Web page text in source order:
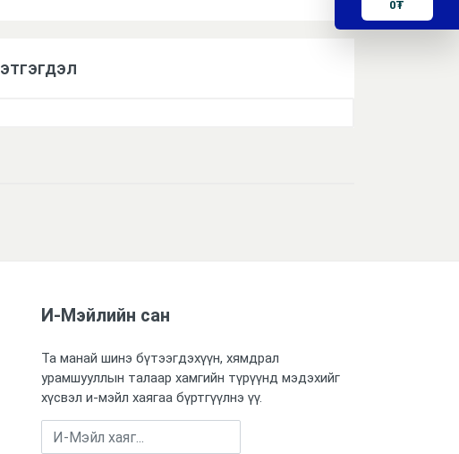
И-Мэйлийн сан
Та манай шинэ бүтээгдэхүүн, хямдрал
урамшууллын талаар хамгийн түрүүнд мэдэхийг
хүсвэл и-мэйл хаягаа бүртгүүлнэ үү.
0₮